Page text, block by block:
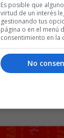
Es posible que
virtud de un interés
gestionando tus
página o en el menú
consentimiento en la
No